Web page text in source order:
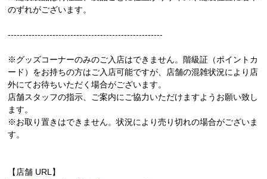
のずれがございます。
----------------------------------------------------
※グッズコーナーのみのご入店はできません。階級証（ポイントカ
ード）をお持ちの方はご入店可能ですが、店舗の混雑状況により店
外にてお待ちいただく場合がございます。
店舗スタッフの指示、ご案内にご協力いただけますようお願い致し
ます。
※お取り置きはできません。状況により売り切れの場合がございま
す。
【店舗 URL】